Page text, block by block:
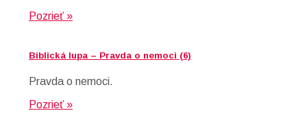
Pozrieť »
Biblická lupa – Pravda o nemoci (6)
Pravda o nemoci.
Pozrieť »